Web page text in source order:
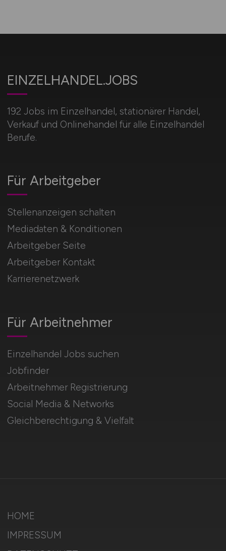
EINZELHANDEL.JOBS
192 Jobs im Einzelhandel, stationärer Handel,
Verkauf und Onlinehandel für alle Einzelhandel
Berufe.
Für Arbeitnehmer
Einzelhandel Jobs suchen
Jobfinder
Arbeitnehmer Registrierung
Social Media & Networks
Gleichberechtigung & Vielfalt
Für Arbeitgeber
Stellenanzeigen schalten
Mediadaten & Konditionen
Arbeitgeber Seite
Arbeitgeber Kontakt
Karrierenetzwerk
HOME
IMPRESSUM